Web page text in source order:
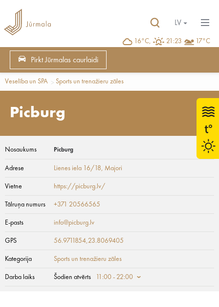
16°C, 21:23 17°C
LV
Pirkt Jūrmalas caurlaidi
Veselība un SPA Sports un trenažieru zāles
Picburg
Nosaukums Picburg
Adrese Lienes iela 16/18, Majori
Vietne https://picburg.lv/
Tālruņa numurs +371 20566565
E-pasts info@picburg.lv
GPS 56.9711854,23.8069405
Kategorija Sports un trenažieru zāles
Darba laiks Šodien atvērts 11:00 - 22:00